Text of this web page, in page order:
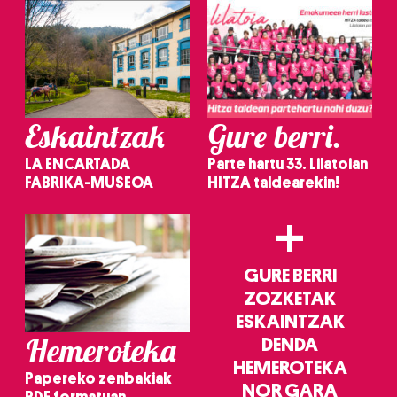
Eskaintzak
LA ENCARTADA
FABRIKA-MUSEOA
Gure berri.
Parte hartu 33. Lilatoian
HITZA taldearekin!
Hemeroteka
Papereko zenbakiak
+
GURE BERRI
ZOZKETAK
ESKAINTZAK
DENDA
HEMEROTEKA
NOR GARA